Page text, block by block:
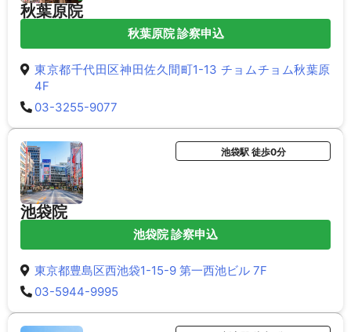
秋葉原院
秋葉原院 診察申込
東京都千代田区神田佐久間町1-13 チョムチョム秋葉原
4F
03-3255-9077
池袋院
池袋駅 徒歩0分
池袋院 診察申込
東京都豊島区西池袋1-15-9 第一西池ビル 7F
03-5944-9995